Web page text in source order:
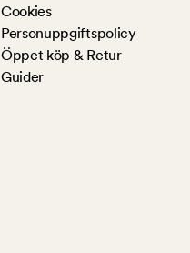
Cookies
Personuppgiftspolicy
Öppet köp & Retur
Guider